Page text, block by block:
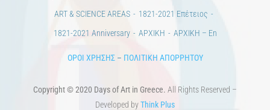
ART & SCIENCE AREAS
1821-2021 Επέτειος
1821-2021 Anniversary
ΑΡΧΙΚΗ ΑΡΧΙΚΗ – En
ΟΡΟΙ ΧΡΗΣΗΣ– ΠΟΛΙΤΙΚΗ ΑΠΟΡΡΗΤΟΥ
Copyright © 2020 Days of Art in Greece. All Rights Reserved –
Developed byThink Plus